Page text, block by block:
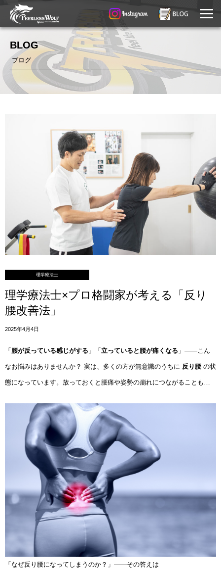
BLOG
ブログ
理学療法士
理学療法士×プロ格闘家が考える「反り
腰改善法」
2025年4月4日
「 腰が反っている感じがする 」「 立っていると腰が痛くなる 」——こん
なお悩みはありませんか？ 実は、多くの方が無意識のうちに 反り腰の状
態になっています。放っておくと腰痛や姿勢の崩れにつながることも…
「なぜ反り腰になってしまうのか？」――その答えは